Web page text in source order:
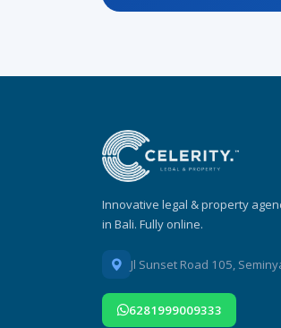
Innovative legal & property
in Bali. Fully online.
Jl Sunset Road 105,
6281999009333